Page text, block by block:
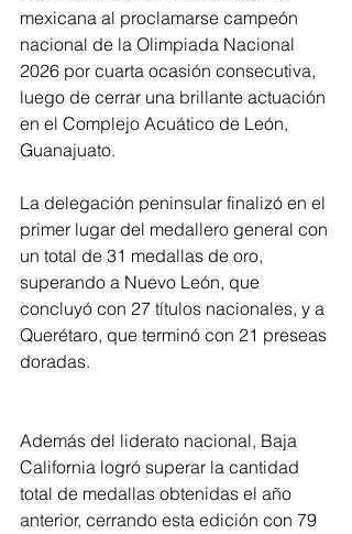
mexicana al proclamarse campeón
nacional de la Olimpiada Nacional
2026 por cuarta ocasión consecutiva,
luego de cerrar una brillante actuación
en el Complejo Acuático de León,
Guanajuato.
La delegación peninsular finalizó en el
primer lugar del medallero general con
un total de 31 medallas de oro,
superando a Nuevo León, que
concluyó con 27 títulos nacionales, y a
Querétaro, que terminó con 21 preseas
doradas.
Además del liderato nacional, Baja
California logró superar la cantidad
total de medallas obtenidas el año
anterior, cerrando esta edición con 79